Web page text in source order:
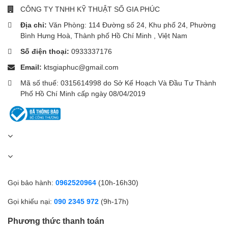
CÔNG TY TNHH KỸ THUẬT SỐ GIA PHÚC
Địa chỉ: Văn Phòng: 114 Đường số 24, Khu phố 24, Phường
Bình Hưng Hoà, Thành phố Hồ Chí Minh , Việt Nam
Số điện thoại: 0933337176
Email: ktsgiaphuc@gmail.com
Mã số thuế: 0315614998 do Sở Kế Hoạch Và Đầu Tư Thành
Phố Hồ Chí Minh cấp ngày 08/04/2019
Gọi bảo hành: 0962520964 (10h-16h30)
Gọi khiếu nại: 090 2345 972 (9h-17h)
Phương thức thanh toán